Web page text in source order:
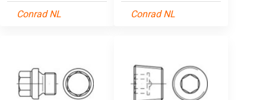
Conrad NL
Conrad NL